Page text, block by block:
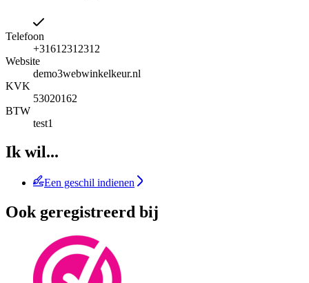
Telefoon
+31612312312
Website
demo3webwinkelkeur.nl
KVK
53020162
BTW
test1
Ik wil...
Een geschil indienen
Ook geregistreerd bij